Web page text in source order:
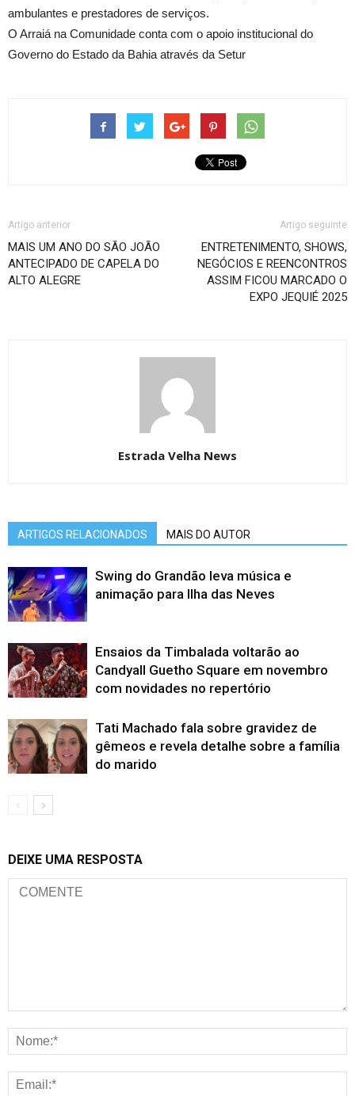
ambulantes e prestadores de serviços.
O Arraiá na Comunidade conta com o apoio institucional do
Governo do Estado da Bahia através da Setur
Artigo anterior
MAIS UM ANO DO SÃO JOÃO
ANTECIPADO DE CAPELA DO
ALTO ALEGRE
Artigo seguinte
ENTRETENIMENTO, SHOWS,
NEGÓCIOS E REENCONTROS
ASSIM FICOU MARCADO O
EXPO JEQUIÉ 2025
Estrada Velha News
ARTIGOS RELACIONADOS MAIS DO AUTOR
Swing do Grandão leva música e
animação para Ilha das Neves
Ensaios da Timbalada voltarão ao
Candyall Guetho Square em novembro
com novidades no repertório
Tati Machado fala sobre gravidez de
gêmeos e revela detalhe sobre a família
do marido
DEIXE UMA RESPOSTA